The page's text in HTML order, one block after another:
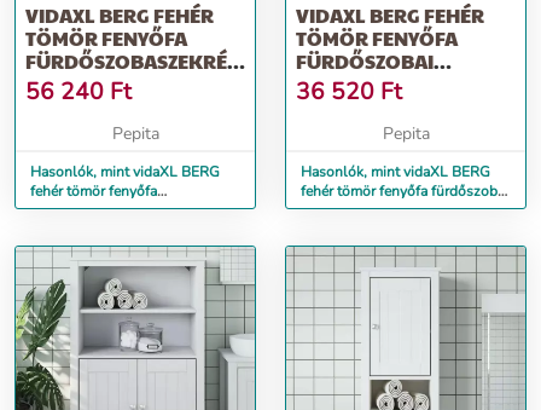
VIDAXL BERG FEHÉR
TÖMÖR FENYŐFA
FÜRDŐSZOBASZEKRÉNY
69,5 X 34 X 80 CM
56 240 Ft
Pepita
Hasonlók, mint vidaXL BERG
fehér tömör fenyőfa
fürdőszobaszekrény 69,5 x 34 x
VIDAXL BERG FEHÉR
TÖMÖR FENYŐFA
FÜRDŐSZOBAI
MOSDÓSZEKRÉNY
60X34X59 CM
36 520 Ft
Pepita
Hasonlók, mint vidaXL BERG
fehér tömör fenyőfa fürdőszobai
mosdószekrény 60x34x59 cm